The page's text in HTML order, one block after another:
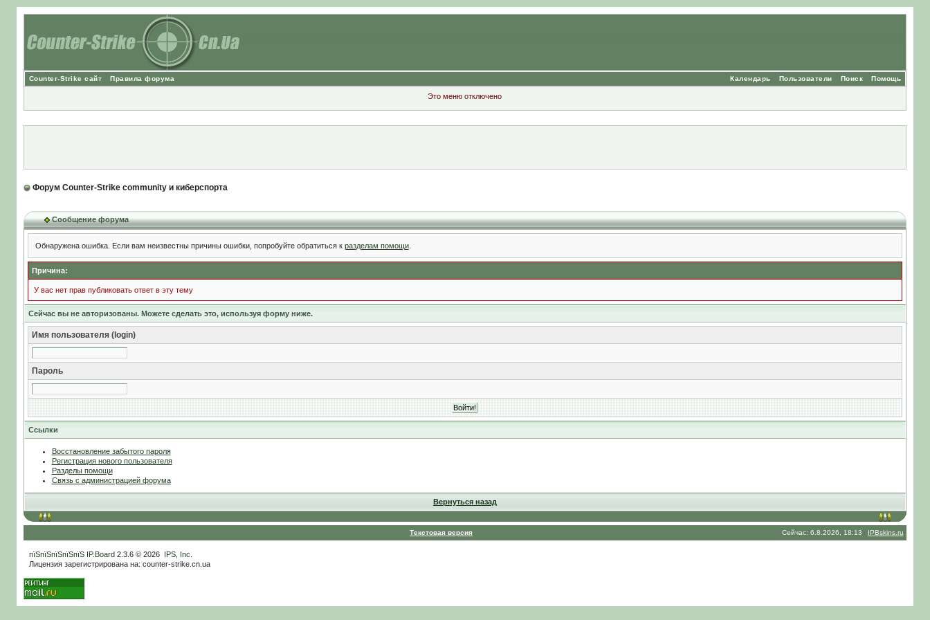
Counter-Strike сайт Правила форума Помощь
Поиск
Пользователи
Календарь
Это меню отключено
Форум Counter-Strike community и киберспорта
Сообщение форума
Обнаружена ошибка. Если вам неизвестны причины ошибки, попробуйте обратиться к разделам помощи.
Причина:
У вас нет прав публиковать ответ в эту тему
Сейчас вы не авторизованы. Можете сделать это, используя форму ниже.
Имя пользователя (login)
Пароль
Ссылки
Восстановление забытого пароля
Регистрация нового пользователя
Разделы помощи
Связь с администрацией форума
Вернуться назад
Текстовая версия Сейчас: 6.8.2026, 18:13 IPBskins.ru
пїЅпїЅпїЅпїЅпїЅ IP.Board2.3.6 © 2026 IPS, Inc
Лицензия зарегистрирована на: counter-strike.cn.ua